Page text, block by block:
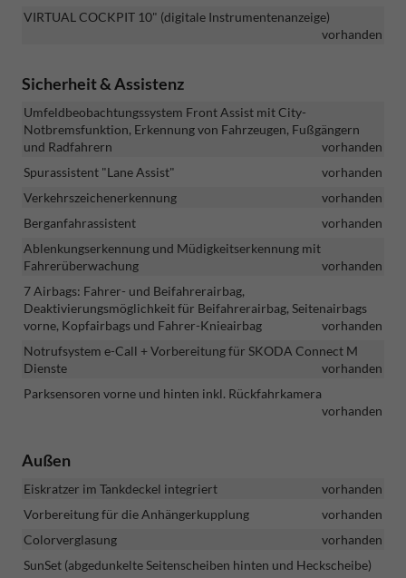
VIRTUAL COCKPIT 10" (digitale Instrumentenanzeige)
vorhanden
Sicherheit & Assistenz
Umfeldbeobachtungssystem Front Assist mit City-
Notbremsfunktion, Erkennung von Fahrzeugen, Fußgängern
und Radfahrern
vorhanden
Spurassistent "Lane Assist"
vorhanden
Verkehrszeichenerkennung
vorhanden
Berganfahrassistent
vorhanden
Ablenkungserkennung und Müdigkeitserkennung mit
Fahrerüberwachung
vorhanden
7 Airbags: Fahrer- und Beifahrerairbag,
Deaktivierungsmöglichkeit für Beifahrerairbag, Seitenairbags
vorne, Kopfairbags und Fahrer-Knieairbag
vorhanden
Notrufsystem e-Call + Vorbereitung für SKODA Connect M
Dienste
vorhanden
Parksensoren vorne und hinten inkl. Rückfahrkamera
vorhanden
Außen
Eiskratzer im Tankdeckel integriert
vorhanden
Vorbereitung für die Anhängerkupplung
vorhanden
Colorverglasung
vorhanden
SunSet (abgedunkelte Seitenscheiben hinten und Heckscheibe)